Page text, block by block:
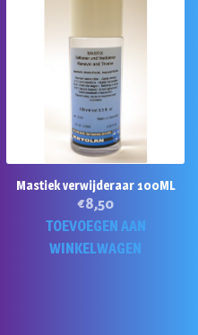
Mastiek verwijderaar 100ML
€8,50
TOEVOEGEN AAN
WINKELWAGEN